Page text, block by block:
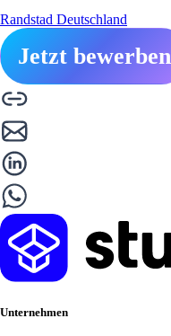
Randstad Deutschland
Jetzt bewerben
Unternehmen